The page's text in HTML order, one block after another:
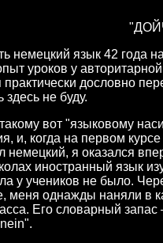
немецкий язык 42 года
уроков у
дословно
здесь не буду.
вот "языковому
и, когда на первом
немецкий, я оказался
иностранный язык
у учеников не было.
меня однажды наняли в
Его словарный